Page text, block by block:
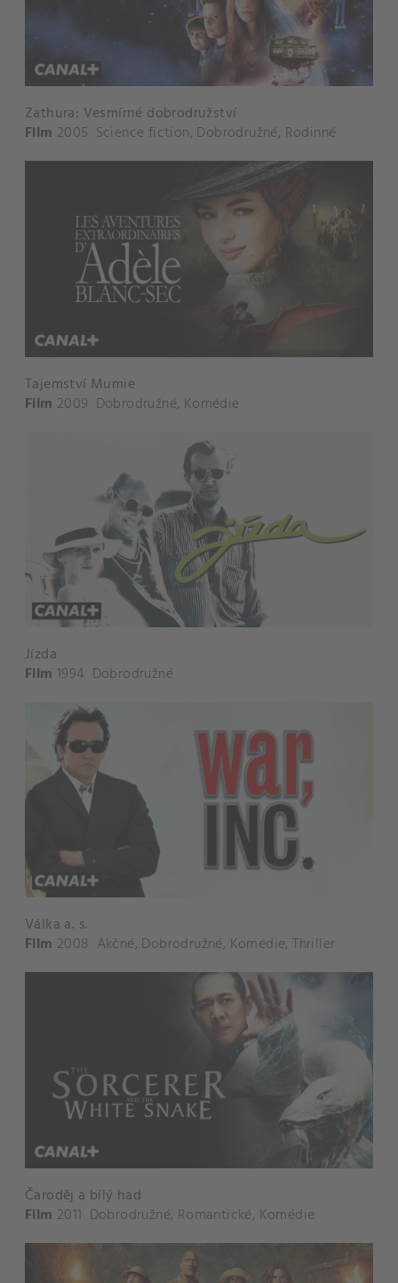
Zathura: Vesmírné dobrodružství
Film 2005 Science fiction, Dobrodružné, Rodinné
Tajemství Mumie
Film 2009 Dobrodružné, Komédie
Jízda
Film 1994 Dobrodružné
Válka a. s.
Film 2008 Akčné, Dobrodružné, Komédie,Thriller
Čaroděj a bílý had
Film 2011 Dobrodružné, Romantické, Komédie